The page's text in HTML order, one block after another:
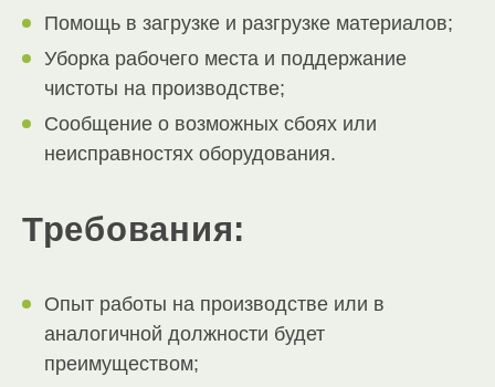
Помощь в загрузке и разгрузке материалов;
Уборка рабочего места и поддержание
чистоты на производстве;
Сообщение о возможных сбоях или
неисправностях оборудования.
Требования:
Опыт работы на производстве или в
аналогичной должности будет
преимуществом;